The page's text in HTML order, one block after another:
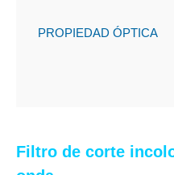
PROPIEDAD ÓPTICA
Filtro de corte